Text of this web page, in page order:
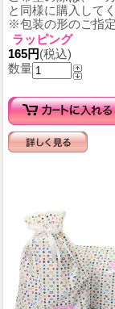
と同様に購入して
※包装の形のご指
ラッピング
165円(税込)
数量